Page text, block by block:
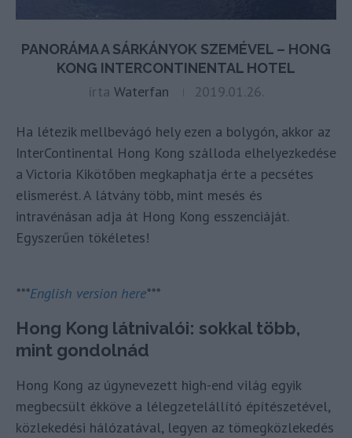
PANORÁMA A SÁRKÁNYOK SZEMÉVEL – HONG
KONG INTERCONTINENTAL HOTEL
írta Waterfan 2019.01.26.
Ha létezik mellbevágó hely ezen a bolygón, akkor az
InterContinental Hong Kong szálloda elhelyezkedése
a Victoria Kikötőben megkaphatja érte a pecsétes
elismerést. A látvány több, mint mesés és
intravénásan adja át Hong Kong esszenciáját.
Egyszerűen tökéletes!
***English version here***
Hong Kong látnivalói: sokkal több,
mint gondolnád
Hong Kong az úgynevezett high-end világ egyik
megbecsült ékköve a lélegzetelállító építészetével,
közlekedési hálózatával, legyen az tömegközlekedés